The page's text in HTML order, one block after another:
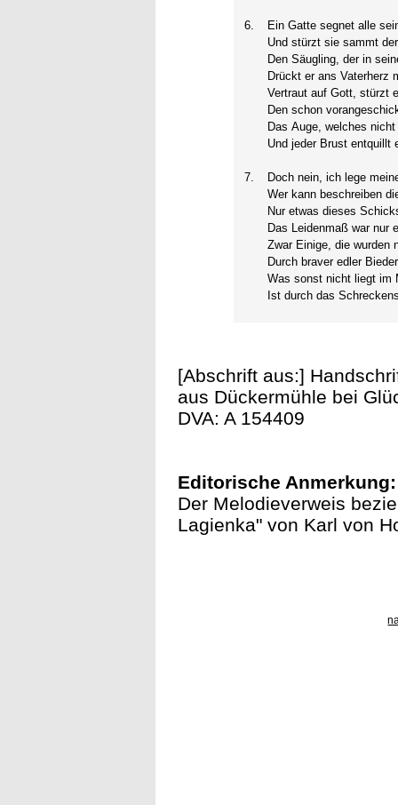
6.
Ein Gatte segnet alle
Und stürzt sie sammt
Den Säugling, der in
Drückt er ans Vaterherz
Vertraut auf Gott, stürzt
Den schon
Das Auge, welches
Und jeder Brust entquillt
7.
Doch nein, ich lege
Wer kann beschreiben
Nur etwas dieses
Das Leidenmaß war nur
Zwar Einige, die wurden
Durch braver edler
Was sonst nicht liegt im
Ist durch das
[Abschrift aus:]
aus Dückermühle bei
DVA: A 154409
Editorische Anmerkung:
Der Melodieverweis
Lagienka" von Karl von